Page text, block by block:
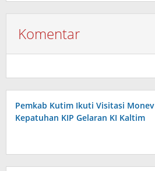
Komentar
Pemkab Kutim Ikuti Visitasi Monev
Kepatuhan KIP Gelaran KI Kaltim